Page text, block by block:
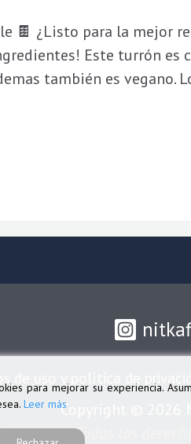
🍫 ¿Listo para la mejor
Este turrón
también es
Copyright © 2026
Todos los
para mejorar su experiencia.
Leer más